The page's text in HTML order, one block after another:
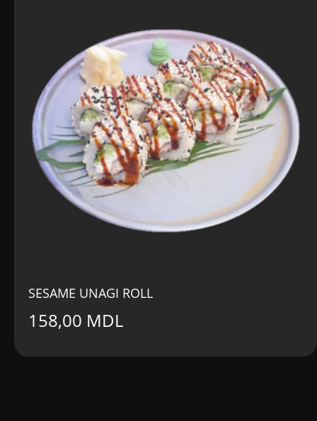
SESAME UNAGI ROLL
158,00 MDL